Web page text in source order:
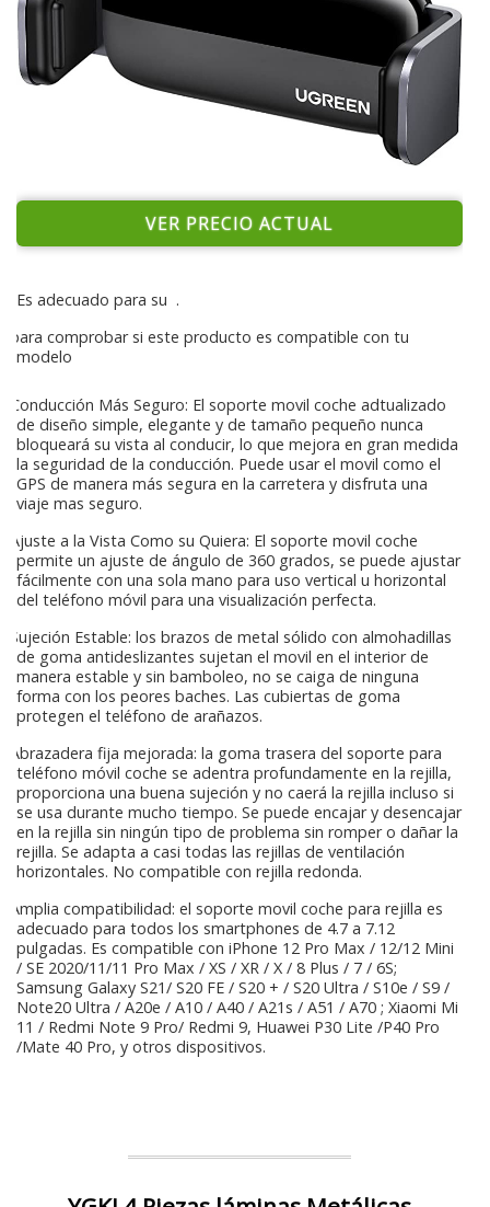
VER PRECIO ACTUAL
Es adecuado para su .
para comprobar si este producto es compatible con tu
modelo
Conducción Más Seguro: El soporte movil coche adtualizado
de diseño simple, elegante y de tamaño pequeño nunca
bloqueará su vista al conducir, lo que mejora en gran medida
la seguridad de la conducción. Puede usar el movil como el
GPS de manera más segura en la carretera y disfruta una
viaje mas seguro.
Ajuste a la Vista Como su Quiera: El soporte movil coche
permite un ajuste de ángulo de 360 grados, se puede ajustar
fácilmente con una sola mano para uso vertical u horizontal
del teléfono móvil para una visualización perfecta.
Sujeción Estable: los brazos de metal sólido con almohadillas
de goma antideslizantes sujetan el movil en el interior de
manera estable y sin bamboleo, no se caiga de ninguna
forma con los peores baches. Las cubiertas de goma
protegen el teléfono de arañazos.
Abrazadera fija mejorada: la goma trasera del soporte para
teléfono móvil coche se adentra profundamente en la rejilla,
proporciona una buena sujeción y no caerá la rejilla incluso si
se usa durante mucho tiempo. Se puede encajar y desencajar
en la rejilla sin ningún tipo de problema sin romper o dañar la
rejilla. Se adapta a casi todas las rejillas de ventilación
horizontales. No compatible con rejilla redonda.
Amplia compatibilidad: el soporte movil coche para rejilla es
adecuado para todos los smartphones de 4.7 a 7.12
pulgadas. Es compatible con iPhone 12 Pro Max / 12/12 Mini
/ SE 2020/11/11 Pro Max / XS / XR / X / 8 Plus / 7 / 6S;
Samsung Galaxy S21/ S20 FE / S20 + / S20 Ultra / S10e / S9 /
Note20 Ultra / A20e / A10 / A40 / A21s / A51 / A70 ; Xiaomi Mi
11 / Redmi Note 9 Pro/ Redmi 9, Huawei P30 Lite /P40 Pro
/Mate 40 Pro, y otros dispositivos.